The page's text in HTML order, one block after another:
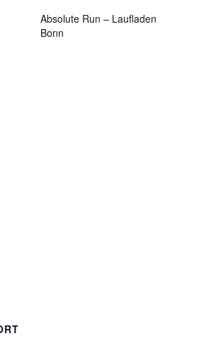
Absolute Run – Laufladen
Bonn